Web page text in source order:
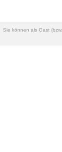
Sie können als Gast